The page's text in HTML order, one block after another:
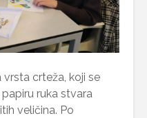
vrsta crteža, koji se
ruka stvara
veličina. Po